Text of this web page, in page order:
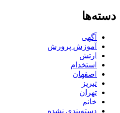
دسته‌ها
آگهی
آموزش پرورش
ارتش
استخدام
اصفهان
تبریز
تهران
خانم
دسته‌بندی نشده